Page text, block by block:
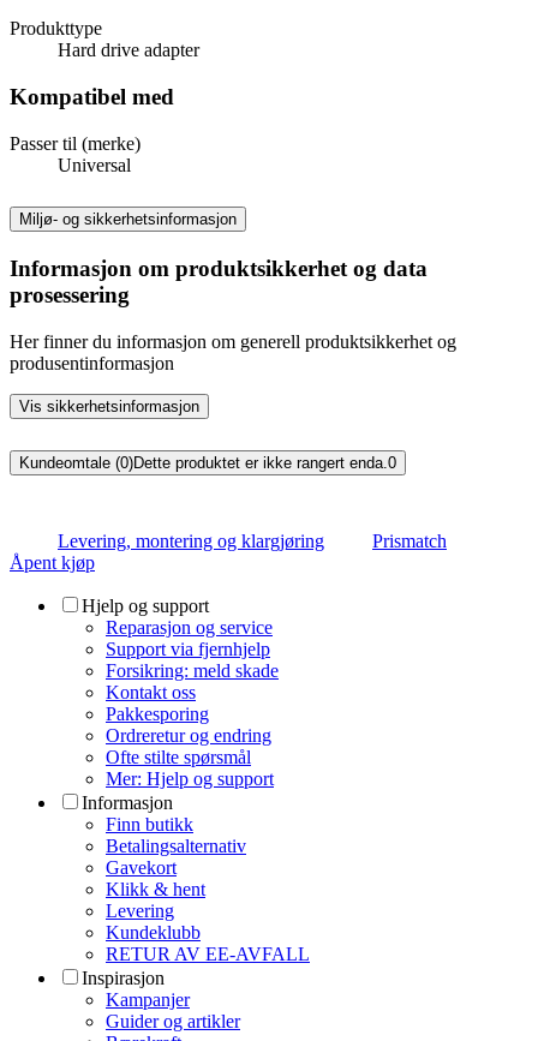
Produkttype
Hard drive adapter
Kompatibel med
Passer til (merke)
Universal
Miljø- og sikkerhetsinformasjon
Informasjon om produktsikkerhet og data
prosessering
Her finner du informasjon om generell produktsikkerhet og
produsentinformasjon
Vis sikkerhetsinformasjon
Kundeomtale (0)Dette produktet er ikke rangert enda. 0
Levering, montering og klargjøring
Prismatch
Åpent kjøp
Hjelp og support
Reparasjon og service
Support via fjernhjelp
Forsikring: meld skade
Kontakt oss
Pakkesporing
Ordreretur og endring
Ofte stilte spørsmål
Mer: Hjelp og support
Informasjon
Finn butikk
Betalingsalternativ
Gavekort
Klikk & hent
Levering
Kundeklubb
RETUR AV EE-AVFALL
Inspirasjon
Kampanjer
Guider og artikler